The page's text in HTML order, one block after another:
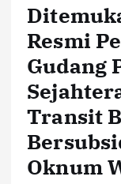
Resmi
Gudang
Transit
Oknum